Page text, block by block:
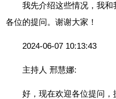
我先介绍这些情况，我
各位的提问。谢谢大家！
2024-06-07 10:13:43
主持人 邢慧娜:
好，现在欢迎各位提问